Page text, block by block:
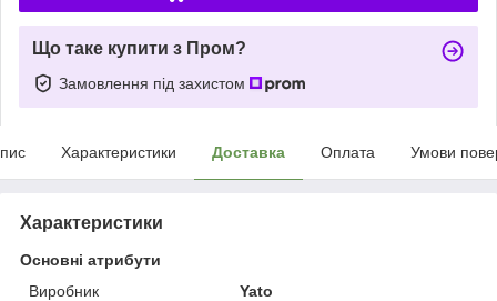
Що таке купити з Пром?
Замовлення під захистом
Характеристики Доставка Оплата Умови
Характеристики
Основні атрибути
Виробник
Yato